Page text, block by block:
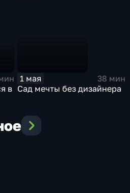
в
1 мая
38 мин
Сад мечты без дизайнера